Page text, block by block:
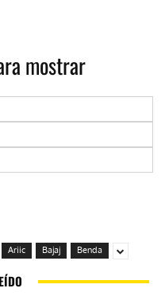
mostrar
Ariic Bajaj Benda